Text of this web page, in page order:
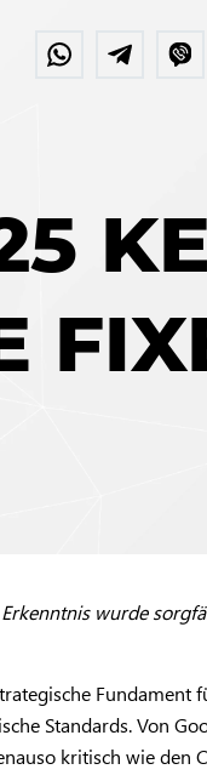
wurde
Fundament
Standards. Von
kritisch wie den